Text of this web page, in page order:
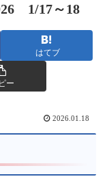
1/17～18
はてブ
ー
2026.01.18